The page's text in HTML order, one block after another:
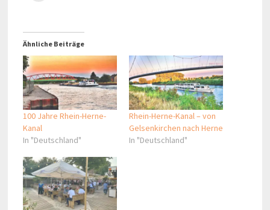
Ähnliche Beiträge
100 Jahre Rhein-Herne-
Kanal
In "Deutschland"
Rhein-Herne-Kanal – von
Gelsenkirchen nach Herne
In "Deutschland"